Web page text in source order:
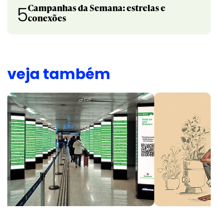
5Campanhas da Semana: estrelas e
conexões
veja também